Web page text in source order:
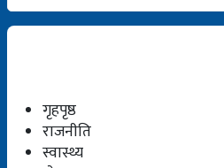
गृहपृष्ठ
राजनीति
स्वास्थ्य